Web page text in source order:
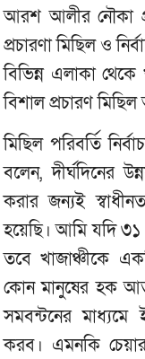
আরশ আলীর নৌকা
প্রচারণা মিছিল ও
বিভিন্ন এলাকা
বিশাল প্রচারণ মিছিল
মিছিল পরিবর্তি
বলেন, দীর্ঘদিনের
করার জন্যই
হয়েছি। আমি যদি ৩১
তবে খাজাঞ্চীকে
কোন মানুষের হক
সমবন্টনের মাধ্যমে
করব। এমনকি